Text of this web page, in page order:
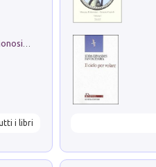
i libri